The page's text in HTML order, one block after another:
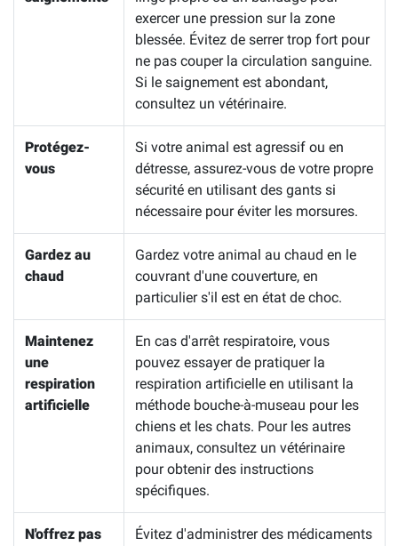
exercer une pression sur la zone
blessée. Évitez de serrer trop fort pour
ne pas couper la circulation sanguine.
Si le saignement est abondant,
consultez un vétérinaire.
Protégez-
vous
Si votre animal est agressif ou en
détresse, assurez-vous de votre propre
sécurité en utilisant des gants si
nécessaire pour éviter les morsures.
Gardez au
chaud
Gardez votre animal au chaud en le
couvrant d'une couverture, en
particulier s'il est en état de choc.
Maintenez
une
respiration
artificielle
En cas d'arrêt respiratoire, vous
pouvez essayer de pratiquer la
respiration artificielle en utilisant la
méthode bouche-à-museau pour les
chiens et les chats. Pour les autres
animaux, consultez un vétérinaire
pour obtenir des instructions
spécifiques.
N'offrez pas
Évitez d'administrer des médicaments